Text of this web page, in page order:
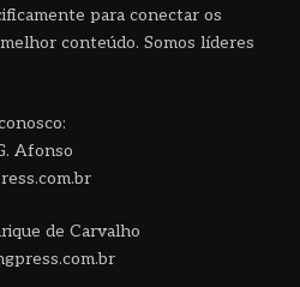
para conectar os
conteúdo. Somos líderes
Afonso
de Carvalho